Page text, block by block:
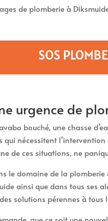
de plomberie à
SOS
urgence de
bouché, une chasse
nécessitent l’intervention
de ces situations, ne
le domaine de la
ainsi que dans tous ses
solutions pérennes à tous